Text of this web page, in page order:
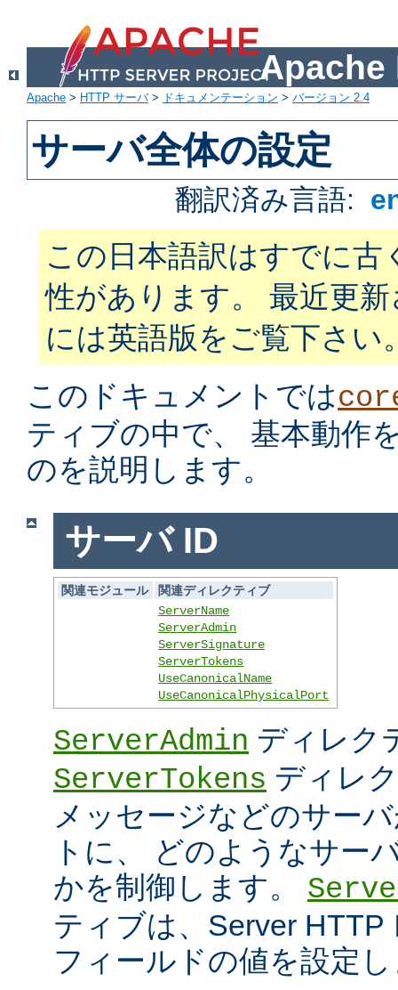
Apache
Apache > HTTP サーバ> ドキュメンテーション > バージョン 2.4
サーバ全体の設定
翻訳済み言語:
この日本語訳はすでに古
性があります。 最近更
には英語版をご覧下さい
このドキュメントでは
ティブの中で、 基本動作
のを説明します。
サーバ ID
関連モジュール
関連ディレクティブ
ServerName
ServerAdmin
ServerSignature
ServerTokens
UseCanonicalName
UseCanonicalPhysicalPort
ServerAdmin ディレク
ServerTokens ディレ
メッセージなどのサー
トに、 どのようなサー
かを制御します。
ティブは、Server
フィールドの値を設定